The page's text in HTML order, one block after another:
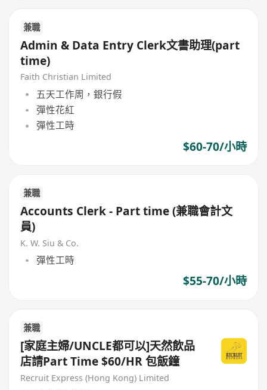
兼職
Admin & Data Entry Clerk文書助理(part
time)
Faith Christian Limited
五天工作周，銀行假
彈性花紅
彈性工時
$60-70/小時
兼職
Accounts Clerk - Part time (兼職會計文
員)
K. W. Siu & Co.
彈性工時
$55-70/小時
兼職
[家庭主婦/UNCLE都可以]天然飲品
店請Part Time $60/HR 包飯鐘
Recruit Express (Hong Kong) Limited